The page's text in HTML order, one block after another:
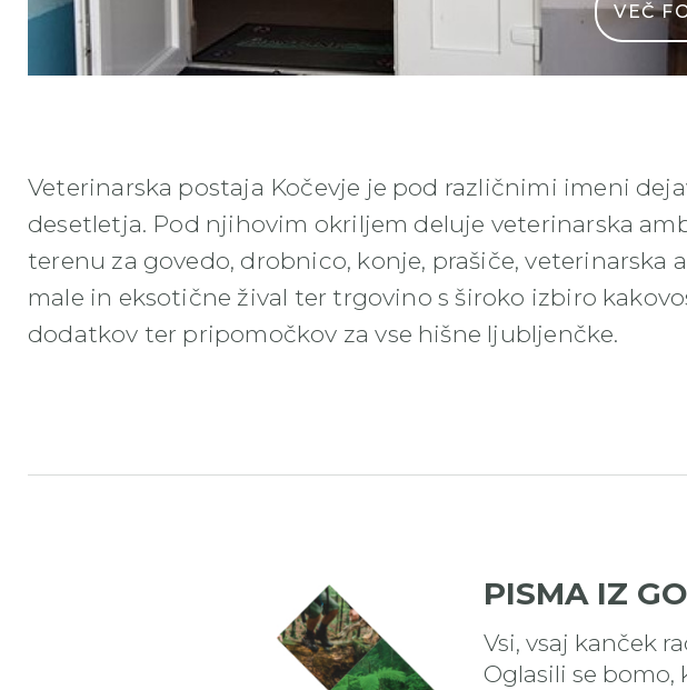
VEČ
Veterinarska postaja Kočevje je pod različnimi imeni
desetletja. Pod njihovim okriljem deluje veterinarska
terenu za govedo, drobnico, konje, prašiče, veterinarska
male in eksotične žival ter trgovino s široko izbiro
dodatkov ter pripomočkov za vse hišne ljubljenčke.
PISMA IZ
Vsi, vsaj kanček
Oglasili se bomo,